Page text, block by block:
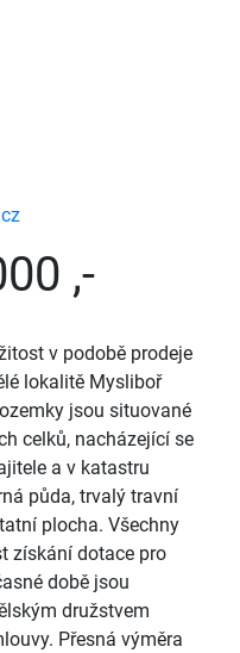
,-
v podobě prodeje
lokalitě Mysliboř
jsou situované
celků, nacházející se
a v katastru
půda, trvalý travní
plocha. Všechny
získání dotace pro
době jsou
družstvem
Přesná výměra